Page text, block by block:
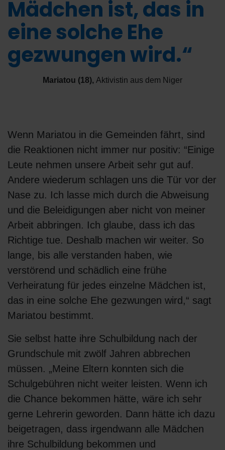
Mädchen ist, das in
eine solche Ehe
gezwungen wird.“
Mariatou (18), Aktivistin aus dem Niger
Wenn Mariatou in die Gemeinden fährt, sind
die Reaktionen nicht immer nur positiv: “Einige
Leute nehmen unsere Arbeit sehr gut auf.
Andere wiederum schlagen uns die Tür vor der
Nase zu. Ich lasse mich durch die Abweisung
und die Beleidigungen aber nicht von meiner
Arbeit abbringen. Ich glaube, dass ich das
Richtige tue. Deshalb machen wir weiter. So
lange, bis alle verstanden haben, wie
verstörend und schädlich eine frühe
Verheiratung für jedes einzelne Mädchen ist,
das in eine solche Ehe gezwungen wird,“ sagt
Mariatou bestimmt.
Sie selbst hatte ihre Schulbildung nach der
Grundschule mit zwölf Jahren abbrechen
müssen. „Meine Eltern konnten sich die
Schulgebühren nicht weiter leisten. Wenn ich
die Chance bekommen hätte, wäre ich sehr
gerne Lehrerin geworden. Dann hätte ich dazu
beigetragen, dass irgendwann alle Mädchen
ihre Schulbildung bekommen und